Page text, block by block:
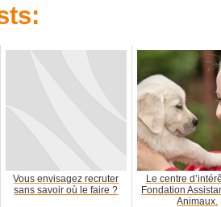
Vous envisagez recruter
sans savoir où le faire ?
Le centre
Fondation
Animaux.